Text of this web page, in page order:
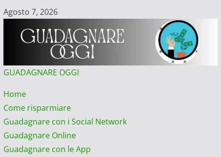
Vai
contenuto
Agosto 7, 2026
GUADAGNARE OGGI
Menu
principale
Home
Come risparmiare
Guadagnare con i Social Network
Guadagnare Online
Guadagnare con le App